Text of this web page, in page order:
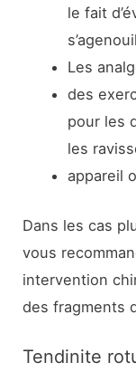
le fait
Les
des
pour les
les
appareil
Dans les cas
vous
intervention
des fragments
Tendinite